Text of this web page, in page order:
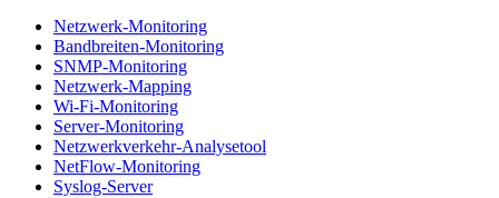
Netzwerk-Monitoring
Bandbreiten-Monitoring
SNMP-Monitoring
Netzwerk-Mapping
Wi-Fi-Monitoring
Server-Monitoring
Netzwerkverkehr-Analysetool
NetFlow-Monitoring
Syslog-Server